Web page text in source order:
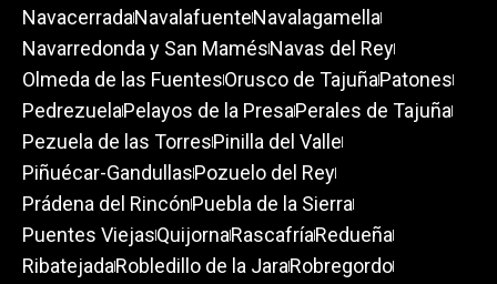
NavacerradaNavalafuenteNavalagamella
Navarredonda y San MamésNavas del Rey
Olmeda de las FuentesOrusco de TajuñaPatones
PedrezuelaPelayos de la PresaPerales de Tajuña
Pezuela de las TorresPinilla del Valle
Piñuécar-GandullasPozuelo del Rey
Prádena del RincónPuebla de la Sierra
Puentes ViejasQuijornaRascafríaRedueña
RibatejadaRobledillo de la JaraRobregordo